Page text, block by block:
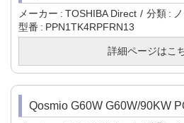
メーカー TOSHIBA Direct 分類
型番
PPN1TK4RPFRN13
詳細ページはこ
Qosmio G60W G60W/90KW